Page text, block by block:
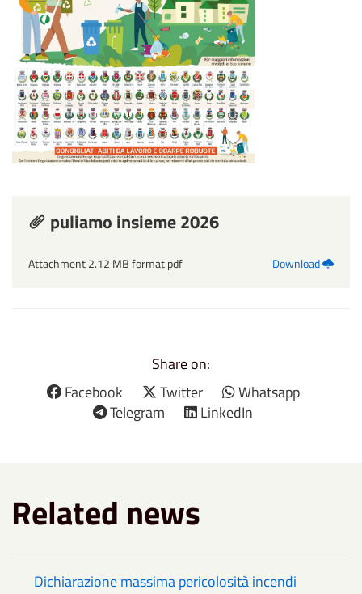
puliamo insieme 2026
Attachment 2.12 MB format pdf Download
Share on:
Facebook
Twitter
Whatsapp
Telegram
LinkedIn
Related news
Dichiarazione massima pericolosità incendi